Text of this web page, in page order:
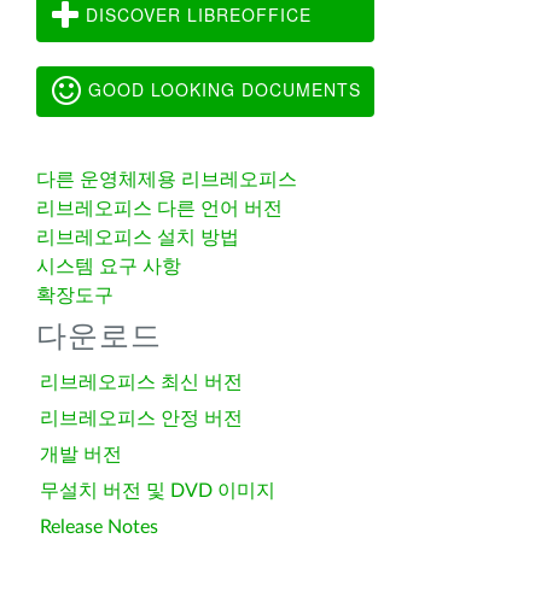
DISCOVER LIBREOFFICE
GOOD LOOKING DOCUMENTS
다른 운영체제용 리브레오피스
리브레오피스 다른 언어 버전
리브레오피스 설치 방법
시스템 요구 사항
확장도구
다운로드
리브레오피스 최신 버전
리브레오피스 안정 버전
개발 버전
무설치 버전 및 DVD 이미지
Release Notes